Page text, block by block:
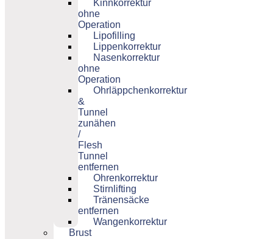
Kinnkorrektur
ohne
Operation
Lipofilling
Lippenkorrektur
Nasenkorrektur
ohne
Operation
Ohrläppchenkorrektur
&
Tunnel
zunähen
/
Flesh
Tunnel
entfernen
Ohrenkorrektur
Stirnlifting
Tränensäcke
entfernen
Wangenkorrektur
Brust